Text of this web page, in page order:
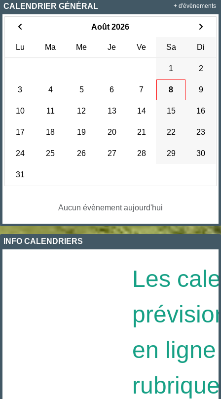
CALENDRIER GÉNÉRAL
Août 2026
Lu Ma Me Je Ve Sa Di
1 2
3 4 5 6 7 8 9
10 11 12 13 14 15 16
17 18 19 20 21 22 23
24 25 26 27 28 29 30
31
Aucun évènement aujourd'hui
+ d'évènements
INFO CALENDRIERS
Les
en ligne
rubrique